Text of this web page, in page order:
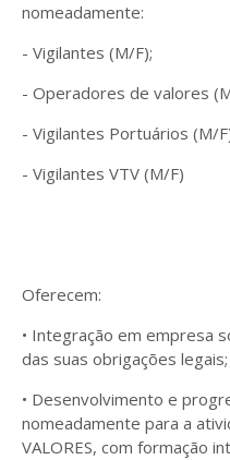
nomeadamente:
- Vigilantes (M/F);
- Operadores de valores
- Vigilantes Portuários (M/
- Vigilantes VTV (M/F)
Oferecem:
• Integração em empresa
das suas obrigações legais;
• Desenvolvimento e
nomeadamente para a
VALORES, com formação